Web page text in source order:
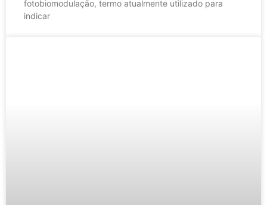
fotobiomodulação, termo atualmente utilizado para
indicar